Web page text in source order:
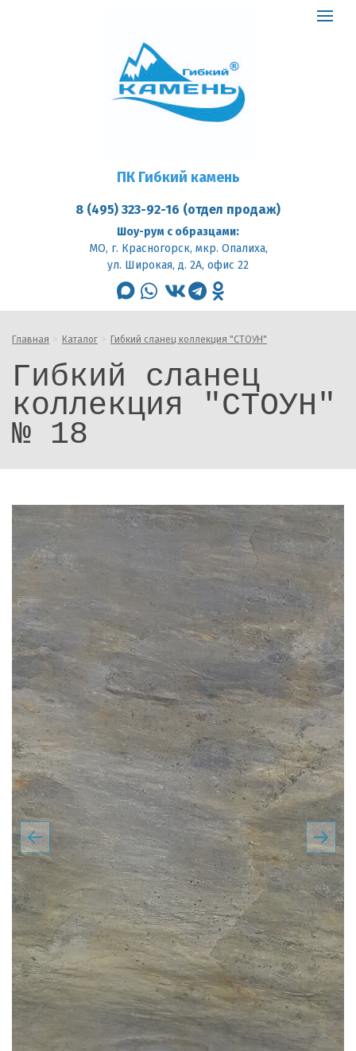
ПК Гибкий камень
8 (495) 323-92-16 (отдел продаж)
Шоу-рум с образцами:
МО, г. Красногорск, мкр. Опалиха,
ул. Широкая, д. 2А, офис 22
max whatsapp
vk telegramodnoklassniki
Toggle
Главная Каталог Гибкий сланец коллекция "СТОУН"
Гибкий сланец
коллекция "СТОУН"
№ 18